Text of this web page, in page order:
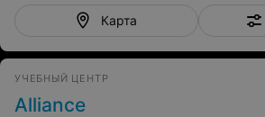
Карта
УЧЕБНЫЙ ЦЕНТР
Alliance